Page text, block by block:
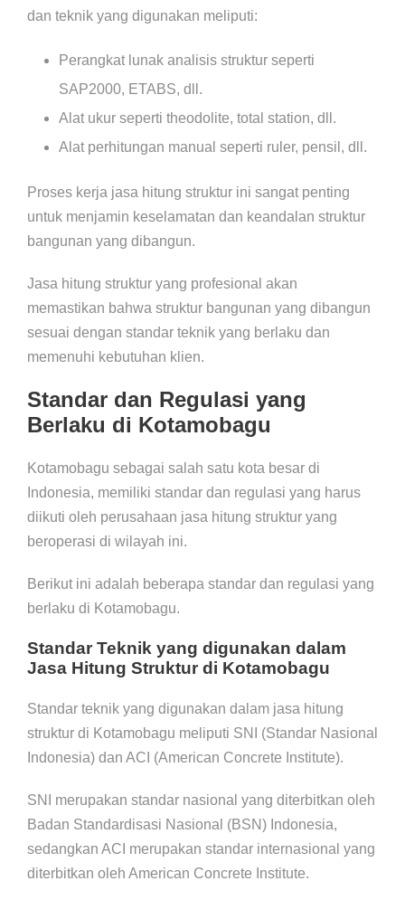
dan teknik yang digunakan meliputi:
Perangkat lunak analisis struktur seperti
SAP2000, ETABS, dll.
Alat ukur seperti theodolite, total station, dll.
Alat perhitungan manual seperti ruler, pensil, dll.
Proses kerja jasa hitung struktur ini sangat penting
untuk menjamin keselamatan dan keandalan struktur
bangunan yang dibangun.
Jasa hitung struktur yang profesional akan
memastikan bahwa struktur bangunan yang dibangun
sesuai dengan standar teknik yang berlaku dan
memenuhi kebutuhan klien.
Standar dan Regulasi yang
Berlaku di Kotamobagu
Kotamobagu sebagai salah satu kota besar di
Indonesia, memiliki standar dan regulasi yang harus
diikuti oleh perusahaan jasa hitung struktur yang
beroperasi di wilayah ini.
Berikut ini adalah beberapa standar dan regulasi yang
berlaku di Kotamobagu.
Standar Teknik yang digunakan dalam
Jasa Hitung Struktur di Kotamobagu
Standar teknik yang digunakan dalam jasa hitung
struktur di Kotamobagu meliputi SNI (Standar Nasional
Indonesia) dan ACI (American Concrete Institute).
SNI merupakan standar nasional yang diterbitkan oleh
Badan Standardisasi Nasional (BSN) Indonesia,
sedangkan ACI merupakan standar internasional yang
diterbitkan oleh American Concrete Institute.